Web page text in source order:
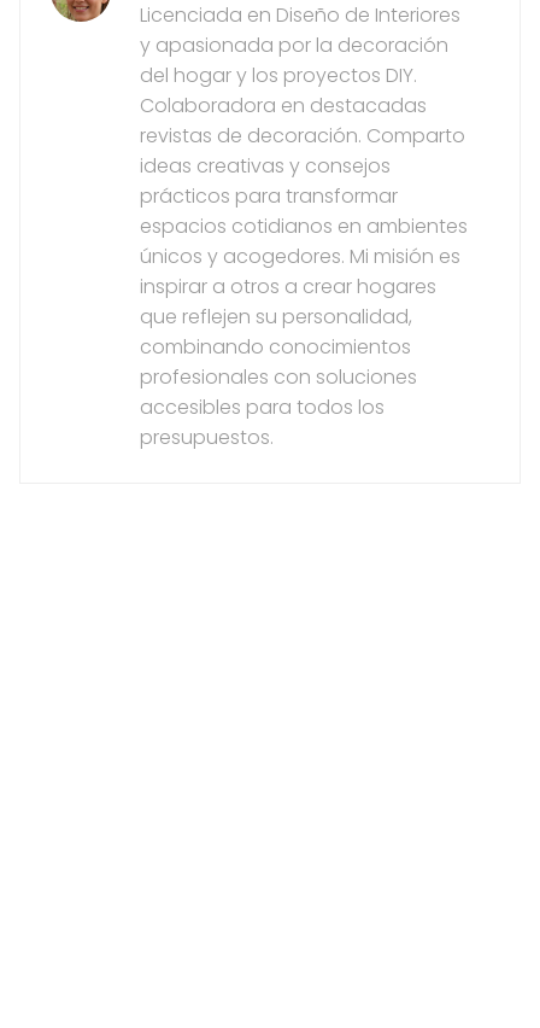
Licenciada en Diseño de Interiores
y apasionada por la decoración
del hogar y los proyectos DIY.
Colaboradora en destacadas
revistas de decoración. Comparto
ideas creativas y consejos
prácticos para transformar
espacios cotidianos en ambientes
únicos y acogedores. Mi misión es
inspirar a otros a crear hogares
que reflejen su personalidad,
combinando conocimientos
profesionales con soluciones
accesibles para todos los
presupuestos.